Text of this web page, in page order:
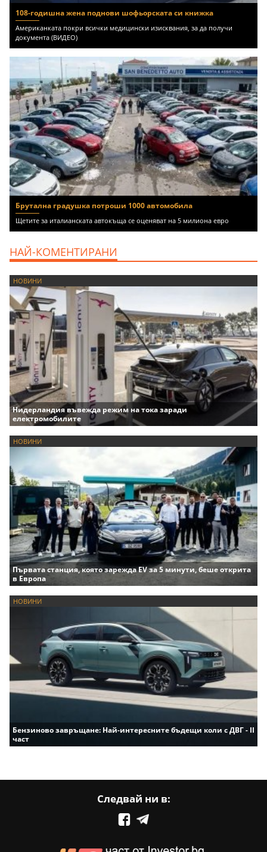
108-годишна жена поднови шофьорската си книжка
Американката покри всички медицински изисквания, за да получи
документа (ВИДЕО)
Брутална градушка потроши 1000 автомобила
Щетите за италианската автокъща се оценяват на 5 милиона евро
НАЙ-КОМЕНТИРАНИ
НОВИНИ
Нидерландия въвежда режим на тока заради
електромобилите
НОВИНИ
Първата станция, която зарежда EV за 5 минути, беше открита
в Европа
НОВИНИ
Бензиново завръщане: Най-интересните бъдещи коли с ДВГ - II
част
Следвай ни в: